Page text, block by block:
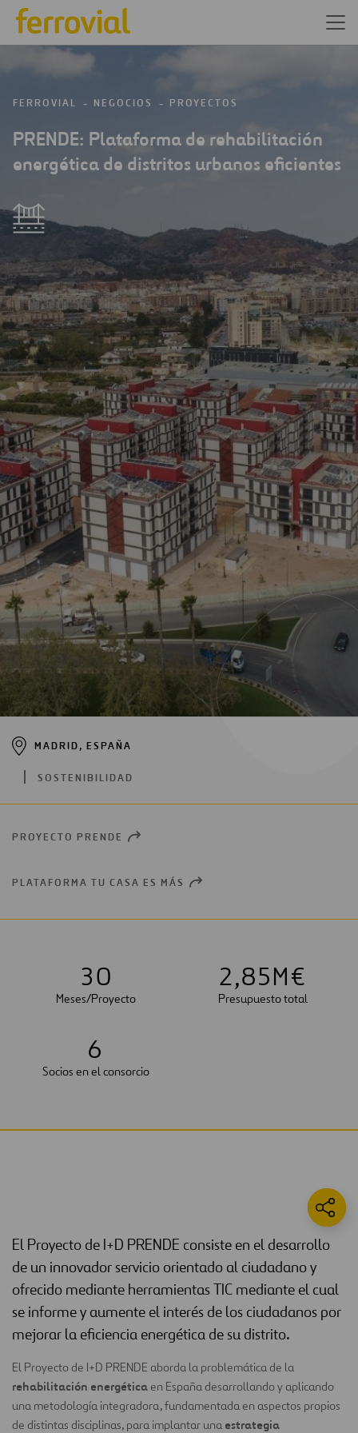
FERROVIAL NEGOCIOS PROYECTOS
PRENDE: Plataforma de rehabilitación
energética de distritos urbanos eficientes
MADRID, ESPAÑA
SOSTENIBILIDAD
PROYECTO PRENDE OPEN
PLATAFORMA TU CASA ES MÁS OPEN
30
Meses/Proyecto
2,85M€
Presupuesto total
6
Socios en el consorcio
El Proyecto de I+D PRENDE consiste en el desarrollo
de un innovador servicio orientado al ciudadano y
ofrecido mediante herramientas TIC mediante el cual
se informe y aumente el interés de los ciudadanos por
mejorar la eficiencia energética de su distrito.
El Proyecto de I+D PRENDE aborda la problemática de la
rehabilitación energética en España desarrollando y aplicando
una metodología integradora, fundamentada en aspectos propios
de distintas disciplinas, para implantar una estrategia